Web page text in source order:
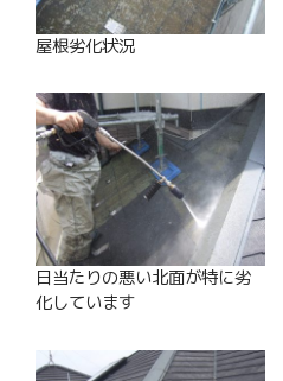
屋根劣化状況
日当たりの悪い北面が特に劣
化しています